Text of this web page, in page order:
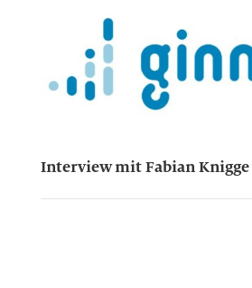
Interview mit Fabian Knigge